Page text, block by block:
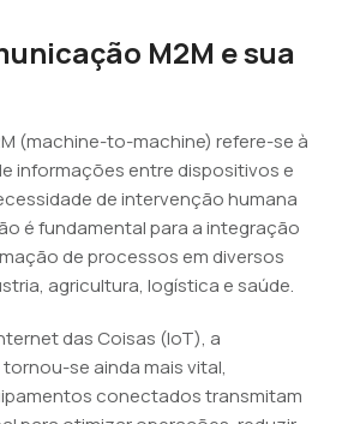
M2M e sua
(machine-to-machine) refere-se à
informações entre dispositivos e
de intervenção humana
é fundamental para a integração
de processos em diversos
agricultura, logística e saúde.
das Coisas (IoT), a
se ainda mais vital,
conectados transmitam